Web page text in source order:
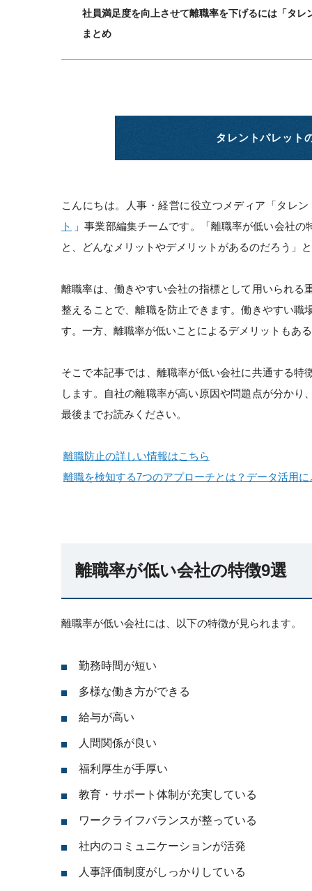
社員満足度を向上させて離職率を下げるには「タレ
まとめ
タレントパレット
こんにちは。人事・経営に役立つメディア「タレ
ト
」事業部編集チームです。「離職率が低い会社
と、どんなメリットやデメリットがあるのだろう」
離職率は、働きやすい会社の指標として用いられ
整えることで、離職を防止できます。働きやすい
す。一方、離職率が低いことによるデメリットもあ
そこで本記事では、離職率が低い会社に共通する
します。自社の離職率が高い原因や問題点が分か
最後までお読みください。
離職防止の詳しい情報はこちら
離職を検知する7つのアプローチとは？データ活用
離職率が低い会社の特徴9選
離職率が低い会社には、以下の特徴が見られます。
勤務時間が短い
多様な働き方ができる
給与が高い
人間関係が良い
福利厚生が手厚い
教育・サポート体制が充実している
ワークライフバランスが整っている
社内のコミュニケーションが活発
人事評価制度がしっかりしている